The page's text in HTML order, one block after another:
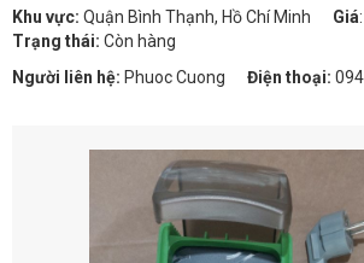
Khu vực: Quận Bình Thạnh, Hồ Chí Minh Giá:
Trạng thái: Còn hàng
Người liên hệ: Phuoc Cuong Điện thoại: